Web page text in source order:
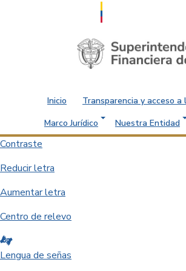
Saltar al contenido principal
Inicio Transparencia y acceso
Marco Jurídico
Nuestra Entidad
Contraste
Reducir letra
Aumentar letra
Centro de relevo
Lengua de señas